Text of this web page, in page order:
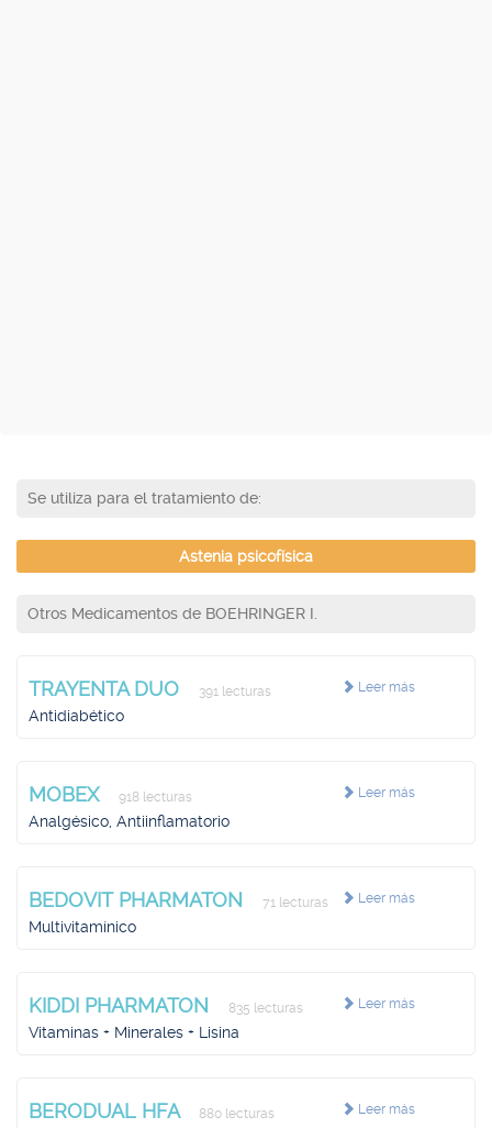
Se utiliza para el tratamiento de:
Astenia psicofísica
Otros Medicamentos de BOEHRINGER I.
Leer más
TRAYENTA DUO 391 lecturas
Antidiabético
Leer más
MOBEX 918 lecturas
Analgésico, Antiinflamatorio
Leer más
BEDOVIT PHARMATON 71 lecturas
Multivitamínico
Leer más
KIDDI PHARMATON 835 lecturas
Vitaminas + Minerales + Lisina
Leer más
BERODUAL HFA 880 lecturas